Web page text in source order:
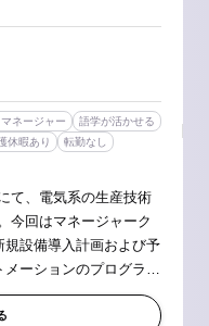
ネージャー
語学が活かせる
休暇あり
転勤なし
て、電気系の生産技術
今回はマネージャーク
ーションのプログラミ
ログラムの開発 -